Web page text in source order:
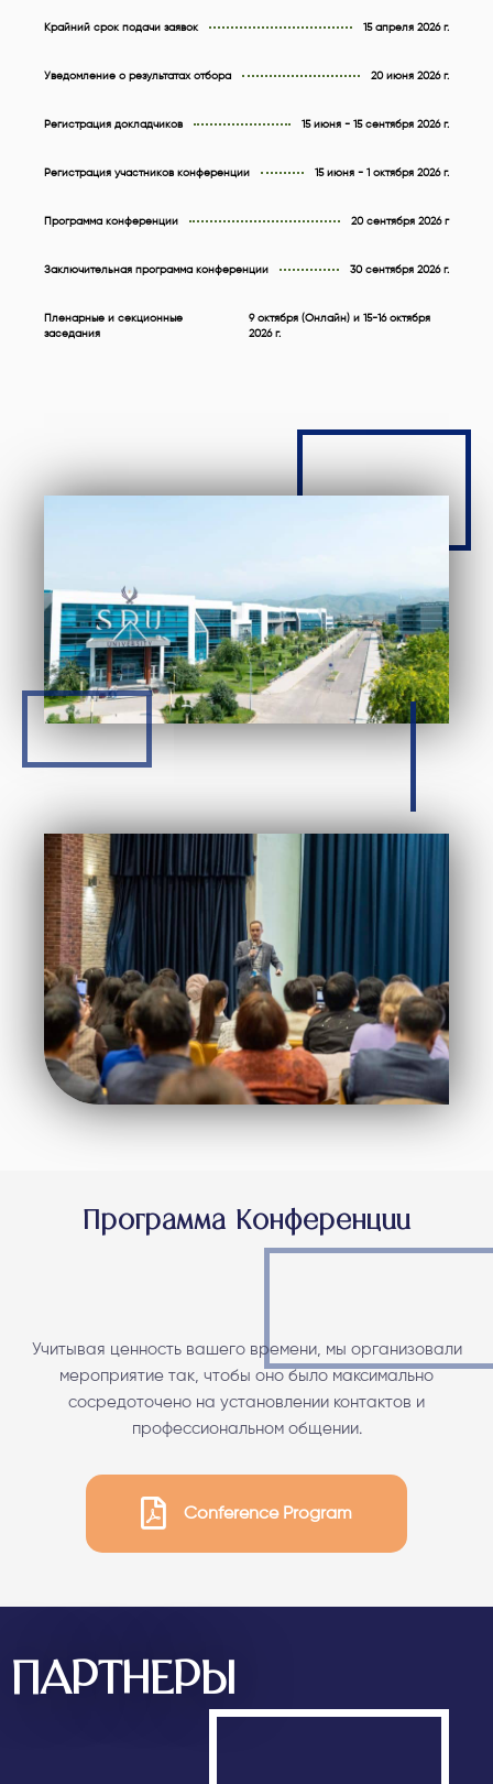
Крайний срок подачи заявок 15 апреля 2026 г.
Уведомление о результатах отбора 20 июня 2026 г.
Регистрация докладчиков 15 июня - 15 сентября 2026 г.
Регистрация участников конференции 15 июня - 1 октября 2026 г.
Программа конференции 20 сентября 2026 г
Заключительная программа конференции 30 сентября 2026 г.
Пленарные и секционные
заседания
9 октября (Онлайн) и 15-16 октября
2026 г.
Программа Конференции
Учитывая ценность вашего времени, мы организовали
мероприятие так, чтобы оно было максимально
сосредоточено на установлении контактов и
профессиональном общении.
Conference Program
ПАРТНЕРЫ